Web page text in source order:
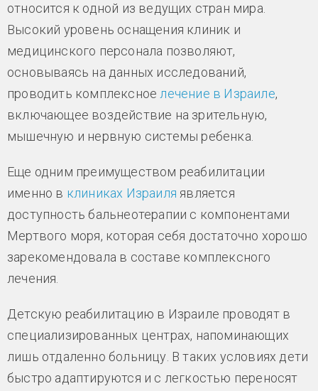
относится к одной из ведущих стран мира.
Высокий уровень оснащения клиник и
медицинского персонала позволяют,
основываясь на данных исследований,
проводить комплексное лечение в Израиле,
включающее воздействие на зрительную,
мышечную и нервную системы ребенка.
Еще одним преимуществом реабилитации
именно в клиниках Израиля является
доступность бальнеотерапии с компонентами
Мертвого моря, которая себя достаточно хорошо
зарекомендовала в составе комплексного
лечения.
Детскую реабилитацию в Израиле проводят в
специализированных центрах, напоминающих
лишь отдаленно больницу. В таких условиях дети
быстро адаптируются и с легкостью переносят